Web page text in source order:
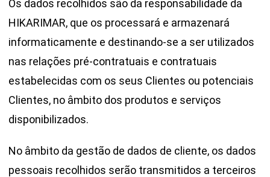
Os dados recolhidos são da responsabilidade da
HIKARIMAR, que os processará e armazenará
informaticamente e destinando-se a ser utilizados
nas relações pré-contratuais e contratuais
estabelecidas com os seus Clientes ou potenciais
Clientes, no âmbito dos produtos e serviços
disponibilizados.
No âmbito da gestão de dados de cliente, os dados
pessoais recolhidos serão transmitidos a terceiros